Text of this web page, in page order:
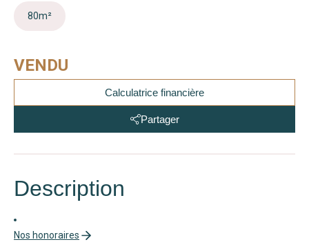
80m²
VENDU
Calculatrice financière
Partager
Description
Nos honoraires